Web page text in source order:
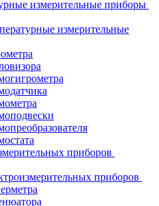
измерительные приборы
измерительные
приборов
приборов